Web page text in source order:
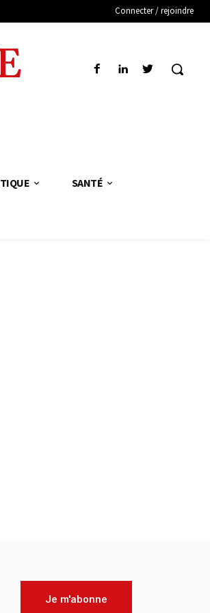
Connecter / rejoindre
SANTÉ
Je m'abonne